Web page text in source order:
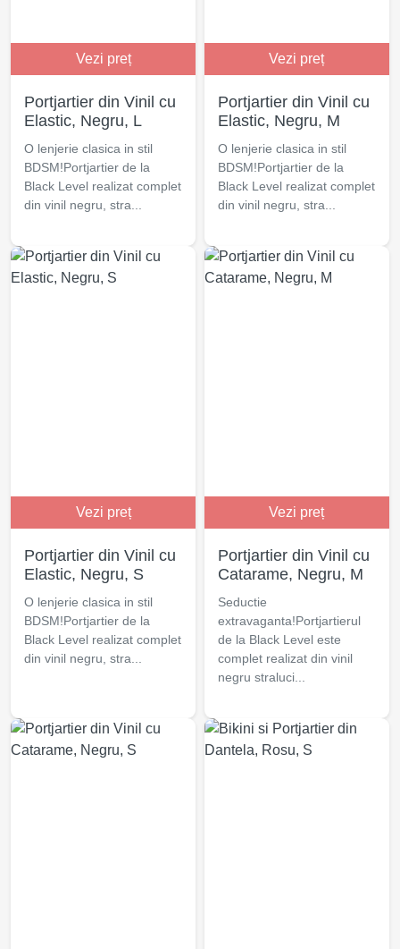
Vezi preț
Portjartier din Vinil cu
Elastic, Negru, L
O lenjerie clasica in stil
BDSM!Portjartier de la
Black Level realizat complet
din vinil negru, stra...
Vezi preț
Portjartier din Vinil cu
Elastic, Negru, M
O lenjerie clasica in stil
BDSM!Portjartier de la
Black Level realizat complet
din vinil negru, stra...
Vezi preț
Portjartier din Vinil cu
Elastic, Negru, S
O lenjerie clasica in stil
BDSM!Portjartier de la
Black Level realizat complet
din vinil negru, stra...
Vezi preț
Portjartier din Vinil cu
Catarame, Negru, M
Seductie
extravaganta!Portjartierul
de la Black Level este
complet realizat din vinil
negru straluci...